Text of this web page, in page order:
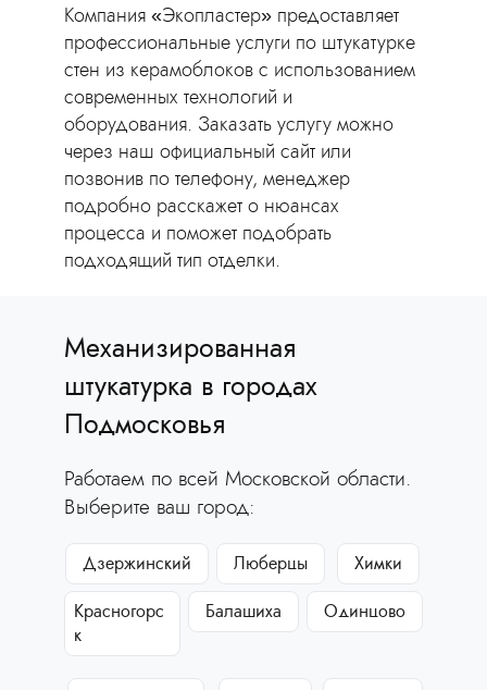
Компания «Экопластер» предоставляет
профессиональные услуги по штукатурке
стен из керамоблоков с использованием
современных технологий и
оборудования. Заказать услугу можно
через наш официальный сайт или
позвонив по телефону, менеджер
подробно расскажет о нюансах
процесса и поможет подобрать
подходящий тип отделки.
Механизированная
штукатурка в городах
Подмосковья
Работаем по всей Московской области.
Выберите ваш город:
Дзержинский Люберцы
Химки
Красногорс
к
Балашиха Одинцово